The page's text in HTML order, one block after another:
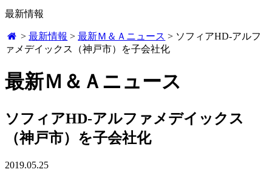
最新情報
>最新情報 >最新Ｍ＆Ａニュース > ソフィアHD-アルフ
ァメデイックス（神戸市）を子会社化
最新Ｍ＆Ａニュース
ソフィアHD-アルファメデイックス
（神戸市）を子会社化
2019.05.25